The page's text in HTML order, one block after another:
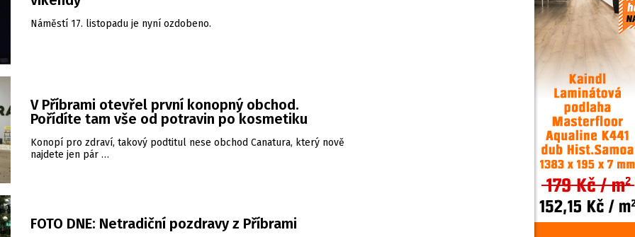
Náměstí 17. listopadu je nyní ozdobeno.
V Příbrami otevřel první konopný obchod.
Pořídíte tam vše od potravin po kosmetiku
Konopí pro zdraví, takový podtitul nese obchod Canatura, který nově
najdete jen pár …
FOTO DNE: Netradiční pozdravy z Příbrami